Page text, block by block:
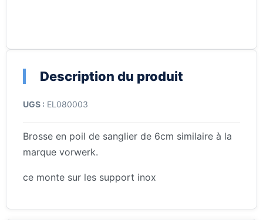
Description du produit
UGS : EL080003
Brosse en poil de sanglier de 6cm similaire à la
marque vorwerk.
ce monte sur les support inox